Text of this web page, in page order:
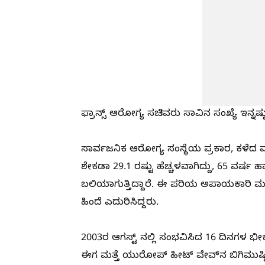
ಫ್ರಾನ್ಸ್‌ ಆರೋಗ್ಯ ಸಚಿವರು ಸಾವಿನ ಸಂಖ್ಯೆ
ಸಾರ್ವಜನಿಕ ಆರೋಗ್ಯ ಸಂಸ್ಥೆಯ ಪ್ರಕಾರ, ಕಳೆದ
ಶೇಕಡಾ 29.1 ರಷ್ಟು ಹೆಚ್ಚಳವಾಗಿದ್ದು, 65 ವರ್ಷ
ಬಲಿಯಾಗುತ್ತಿದ್ದಾರೆ. ಈ ಪರಿಯ ಅಪಾಯಕಾರಿ
ಹಿಂದೆ ಎದುರಿಸಿದ್ದರು.
2003ರ ಆಗಸ್ಟ್‌ ನಲ್ಲಿ ಸಂಭವಿಸಿದ 16 ದಿನಗಳ
ಈಗ ಮತ್ತೆ ಯುರೋಪ್‌ ಹೀಟ್‌ ವೇವ್‌ನ